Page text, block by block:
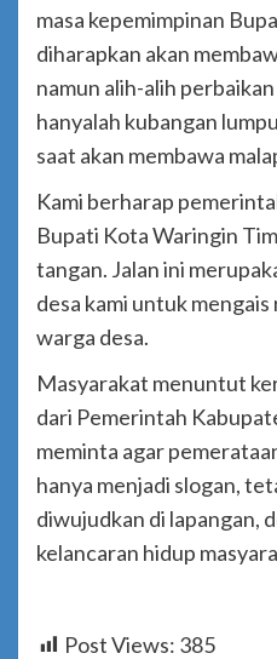
masa kepemimpinan
diharapkan akan
namun alih-alih
hanyalah kubangan
saat akan membawa
Kami berharap
Bupati Kota Waringin
tangan. Jalan ini
desa kami untuk
warga desa.
Masyarakat menuntut
dari Pemerintah
meminta agar
hanya menjadi slogan,
diwujudkan di lapangan,
kelancaran hidup
Post Views: 385